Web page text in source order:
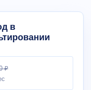
в
₽